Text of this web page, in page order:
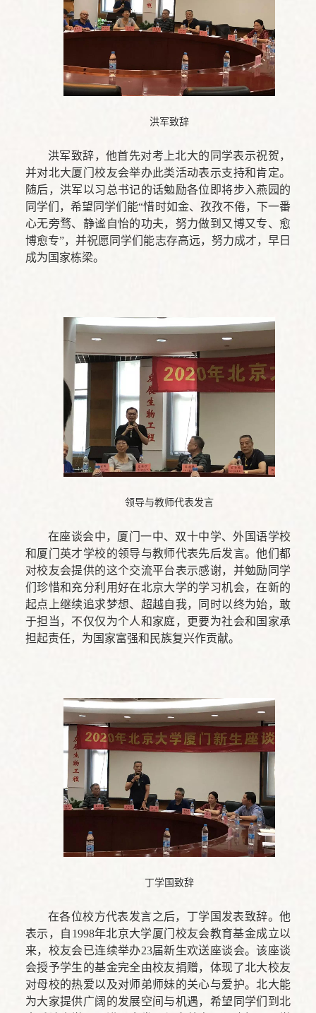
洪军致辞
洪军致辞，他首先对考上北大的同学表示祝贺，
并对北大厦门校友会举办此类活动表示支持和肯定。
随后，洪军以习总书记的话勉励各位即将步入燕园的
同学们，希望同学们能“惜时如金、孜孜不倦，下一番
心无旁骛、静谧自怡的功夫，努力做到又博又专、愈
博愈专”，并祝愿同学们能志存高远，努力成才，早日
成为国家栋梁。
领导与教师代表发言
在座谈会中，厦门一中、双十中学、外国语学校
和厦门英才学校的领导与教师代表先后发言。他们都
对校友会提供的这个交流平台表示感谢，并勉励同学
们珍惜和充分利用好在北京大学的学习机会，在新的
起点上继续追求梦想、超越自我，同时以终为始，敢
于担当，不仅仅为个人和家庭，更要为社会和国家承
担起责任，为国家富强和民族复兴作贡献。
丁学国致辞
在各位校方代表发言之后，丁学国发表致辞。他
表示，自1998年北京大学厦门校友会教育基金成立以
来，校友会已连续举办23届新生欢送座谈会。该座谈
会授予学生的基金完全由校友捐赠，体现了北大校友
对母校的热爱以及对师弟师妹的关心与爱护。北大能
为大家提供广阔的发展空间与机遇，希望同学们到北